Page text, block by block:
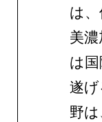
は
美
は
遂
野